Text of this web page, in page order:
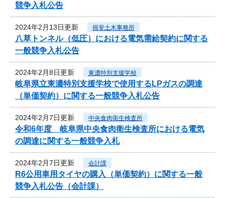
競争入札公告
2024年2月13日更新 揖斐土木事務所
八草トンネル（低圧）における電気需給契約に関する
一般競争入札公告
2024年2月8日更新 東濃特別支援学校
岐阜県立東濃特別支援学校で使用するLPガスの調達
（単価契約）に関する一般競争入札公告
2024年2月7日更新 中央食肉衛生検査所
令和6年度 岐阜県中央食肉衛生検査所における電気
の調達に関する一般競争入札
2024年2月7日更新 会計課
R6公用車用タイヤの購入（単価契約）に関する一般
競争入札公告（会計課）